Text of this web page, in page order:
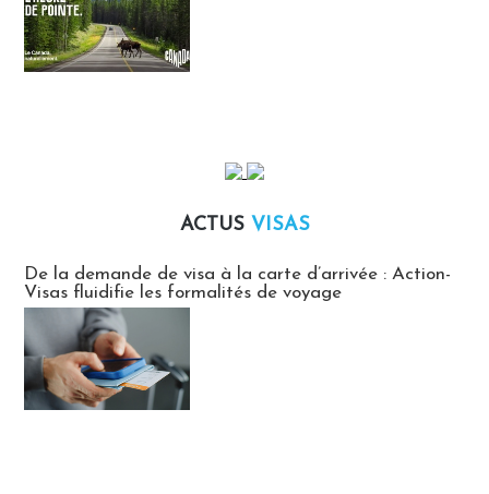
ACTUS VISAS
De la demande de visa à la carte d’arrivée : Action-
Visas fluidifie les formalités de voyage